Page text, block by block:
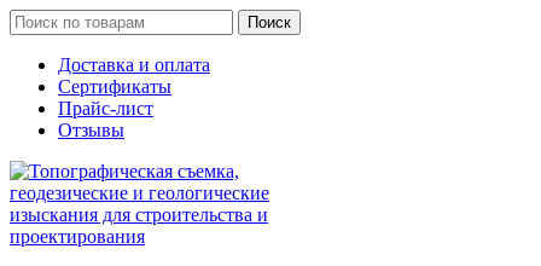
Поиск
Доставка и оплата
Сертификаты
Прайс-лист
Отзывы